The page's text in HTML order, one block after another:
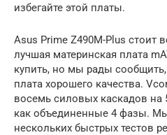
избегайте этой платы.
Asus Prime Z490M-Plus стоит
лучшая материнская плата
купить, но мы рады сообщить,
плата хорошего качества.
восемь силовых каскадов на
как объединенные 4 фазы.
нескольких быстрых тестов